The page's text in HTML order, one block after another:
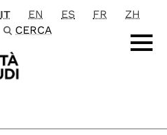
principale
IT EN ES FR
ZH
CERCA